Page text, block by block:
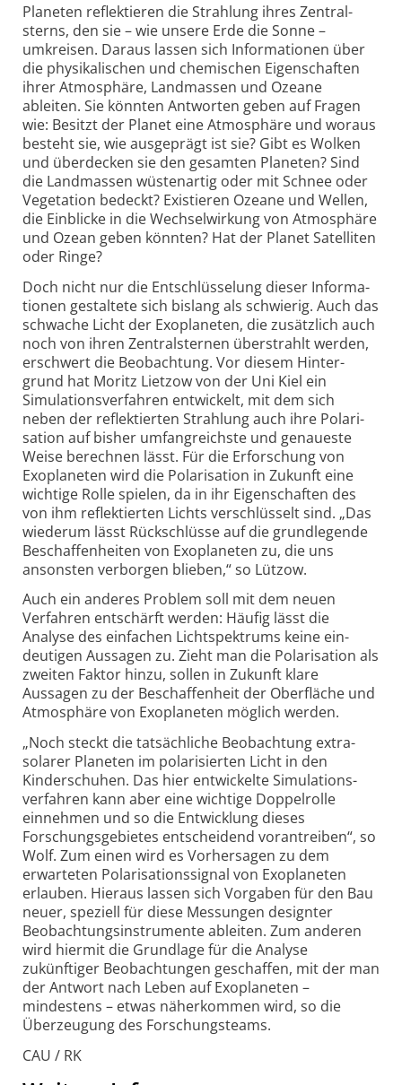
Planeten reflektieren die Strahlung ihres Zentral­
sterns, den sie – wie unsere Erde die Sonne –
umkreisen. Daraus lassen sich Infor­ma­tionen über
die physikalischen und chemischen Eigen­schaften
ihrer Atmo­sphäre, Land­massen und Ozeane
ableiten. Sie könnten Antworten geben auf Fragen
wie: Besitzt der Planet eine Atmo­sphäre und woraus
besteht sie, wie ausgeprägt ist sie? Gibt es Wolken
und über­decken sie den gesamten Planeten? Sind
die Land­massen wüsten­artig oder mit Schnee oder
Vegetation bedeckt? Existieren Ozeane und Wellen,
die Einblicke in die Wechsel­wirkung von Atmo­sphäre
und Ozean geben könnten? Hat der Planet Satelliten
oder Ringe?
Doch nicht nur die Entschlüsselung dieser Infor­ma­
tionen gestaltete sich bislang als schwierig. Auch das
schwache Licht der Exoplaneten, die zusätzlich auch
noch von ihren Zentral­sternen über­strahlt werden,
erschwert die Beobachtung. Vor diesem Hinter­
grund hat Moritz Lietzow von der Uni Kiel ein
Simulations­verfahren entwickelt, mit dem sich
neben der reflek­tierten Strahlung auch ihre Polari­
sation auf bisher umfang­reichste und genaueste
Weise berechnen lässt. Für die Erforschung von
Exoplaneten wird die Polari­sation in Zukunft eine
wichtige Rolle spielen, da in ihr Eigen­schaften des
von ihm reflek­tierten Lichts verschlüsselt sind. „Das
wiederum lässt Rück­schlüsse auf die grund­legende
Beschaffen­heiten von Exoplaneten zu, die uns
ansonsten verborgen blieben,“ so Lützow.
Auch ein anderes Problem soll mit dem neuen
Verfahren entschärft werden: Häufig lässt die
Analyse des einfachen Licht­spektrums keine ein­
deutigen Aussagen zu. Zieht man die Polari­sation als
zweiten Faktor hinzu, sollen in Zukunft klare
Aussagen zu der Beschaffen­heit der Ober­fläche und
Atmo­sphäre von Exoplaneten möglich werden.
„Noch steckt die tatsächliche Beobachtung extra­
solarer Planeten im polari­sierten Licht in den
Kinder­schuhen. Das hier entwickelte Simulations­
verfahren kann aber eine wichtige Doppel­rolle
einnehmen und so die Entwick­lung dieses
Forschungs­gebietes entscheidend voran­treiben“, so
Wolf. Zum einen wird es Vorher­sagen zu dem
erwarteten Polari­sations­signal von Exoplaneten
erlauben. Hieraus lassen sich Vorgaben für den Bau
neuer, speziell für diese Messungen designter
Beobachtungs­instrumente ableiten. Zum anderen
wird hiermit die Grund­lage für die Analyse
zukünftiger Beobach­tungen geschaffen, mit der man
der Antwort nach Leben auf Exoplaneten –
mindestens – etwas näher­kommen wird, so die
Über­zeugung des Forschungs­teams.
CAU / RK